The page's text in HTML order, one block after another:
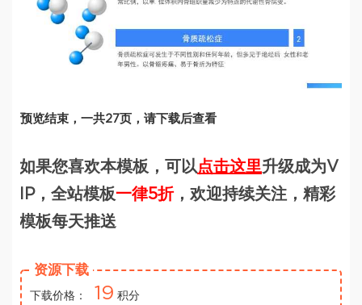
预览结束，一共27页，请下载后查看
如果您喜欢本模板，可以点击这里升级成为V
IP，全站模板一律5折，欢迎持续关注，精彩
模板每天推送
资源下载
下载价格： 19 积分